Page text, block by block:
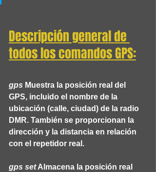
Descripción general de
todos los comandos GPS:
gps Muestra la posición real del
GPS, incluido el nombre de la
ubicación (calle, ciudad) de la radio
DMR. También se proporcionan la
dirección y la distancia en relación
con el repetidor real.
gps set Almacena la posición real